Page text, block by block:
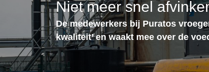
Niet meer snel
De medewerkers bij Puratos
kwaliteit’ en waakt mee over de